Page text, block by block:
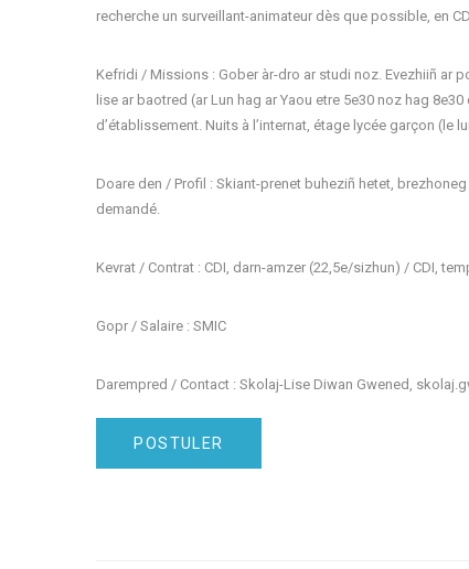
recherche un surveillant-animateur dès que possible, en
Kefridi / Missions : Gober àr-dro ar studi noz. Evezhiiñ ar
lise ar baotred (ar Lun hag ar Yaou etre 5e30 noz hag
d’établissement. Nuits à l’internat, étage lycée garçon (le
Doare den / Profil : Skiant-prenet buheziñ hetet,
demandé.
Kevrat / Contrat : CDI, darn-amzer (22,5e/sizhun) / CDI,
Gopr / Salaire : SMIC
Darempred / Contact : Skolaj-Lise Diwan Gwened,